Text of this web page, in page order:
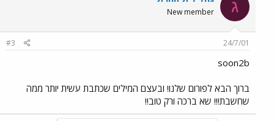
ג New member
24/7/01
#3
soon2b
ברוך הבא לפורום שלנו! ובעצם המילים שכתבת עשית יותר ממה
שחשבת!!! שא ברכה ורק טוב!!